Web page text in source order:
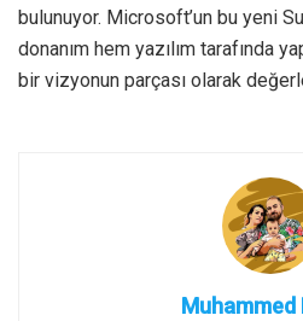
bulunuyor. Microsoft’un bu yeni
donanım hem yazılım tarafında
bir vizyonun parçası olarak
Muhammed